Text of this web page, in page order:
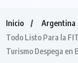
Inicio
Argentina
Todo Listo Para la
Turismo Despega en